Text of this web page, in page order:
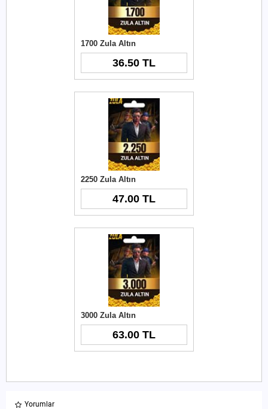
1700 Zula Altın
36.50 TL
2250 Zula Altın
47.00 TL
3000 Zula Altın
63.00 TL
Yorumlar